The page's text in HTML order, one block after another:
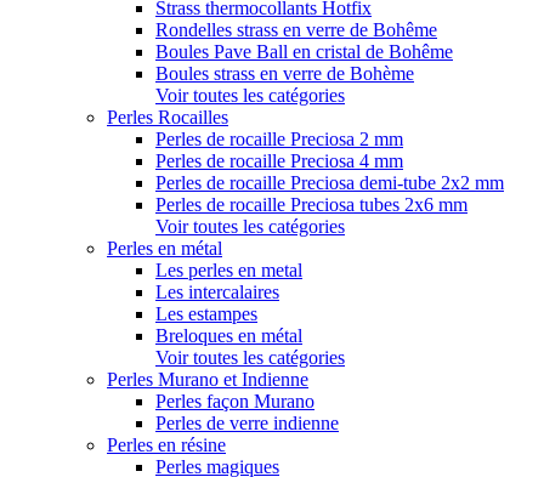
Strass thermocollants Hotfix
Rondelles strass en verre de Bohême
Boules Pave Ball en cristal de Bohême
Boules strass en verre de Bohème
Voir toutes les catégories
Perles Rocailles
Perles de rocaille Preciosa 2 mm
Perles de rocaille Preciosa 4 mm
Perles de rocaille Preciosa demi-tube 2x2 mm
Perles de rocaille Preciosa tubes 2x6 mm
Voir toutes les catégories
Perles en métal
Les perles en metal
Les intercalaires
Les estampes
Breloques en métal
Voir toutes les catégories
Perles Murano et Indienne
Perles façon Murano
Perles de verre indienne
Perles en résine
Perles magiques